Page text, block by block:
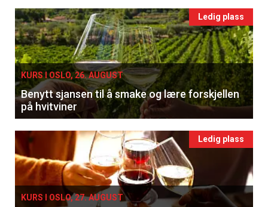
Ledig plass
KURS I OSLO, 26. AUGUST
Benytt sjansen til å smake og lære forskjellen
på hvitviner
Ledig plass
KURS I OSLO, 27. AUGUST